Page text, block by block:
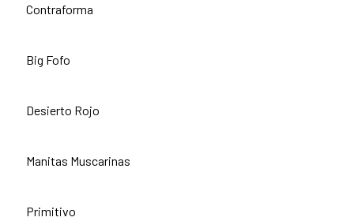
Contraforma
Big Fofo
Desierto Rojo
Manitas Muscarinas
Primitivo